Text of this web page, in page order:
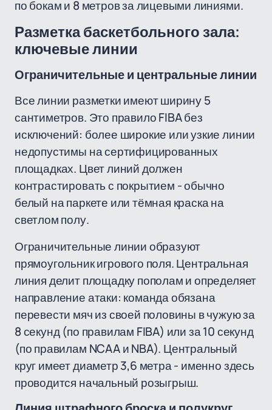
по бокам и 8 метров за лицевыми линиями.
Разметка баскетбольного зала:
ключевые линии
Ограничительные и центральные линии
Все линии разметки имеют ширину 5
сантиметров. Это правило FIBA без
исключений: более широкие или узкие линии
недопустимы на сертифицированных
площадках. Цвет линий должен
контрастировать с покрытием - обычно
белый на паркете или тёмная краска на
светлом полу.
Ограничительные линии образуют
прямоугольник игрового поля. Центральная
линия делит площадку пополам и определяет
направление атаки: команда обязана
перевести мяч из своей половины в чужую за
8 секунд (по правилам FIBA) или за 10 секунд
(по правилам NCAA и NBA). Центральный
круг имеет диаметр 3,6 метра - именно здесь
проводится начальный розыгрыш.